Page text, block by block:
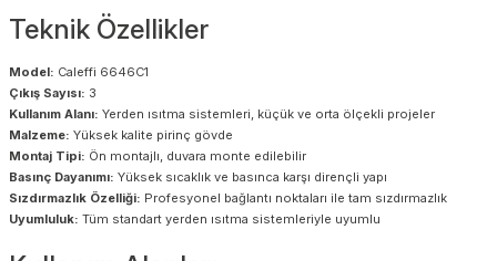
Teknik Özellikler
Model: Caleffi 6646C1
Çıkış Sayısı: 3
Kullanım Alanı: Yerden ısıtma sistemleri, küçük ve orta ölçekli projeler
Malzeme: Yüksek kalite pirinç gövde
Montaj Tipi: Ön montajlı, duvara monte edilebilir
Basınç Dayanımı: Yüksek sıcaklık ve basınca karşı dirençli yapı
Sızdırmazlık Özelliği: Profesyonel bağlantı noktaları ile tam sızdırmazlık
Uyumluluk: Tüm standart yerden ısıtma sistemleriyle uyumlu